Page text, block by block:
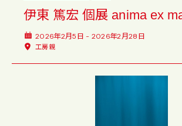
伊東 篤宏 個展 anima ex
2026年2月5日 - 2026年2月28日
工房親